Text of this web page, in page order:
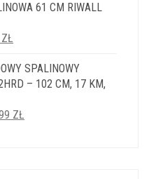
WYNOSI:61 CM RIWALL
ZŁ
WYNOSI:
4999,99 ZŁ.
SPALINOWY
– 102 CM, 17 KM,
ZŁ